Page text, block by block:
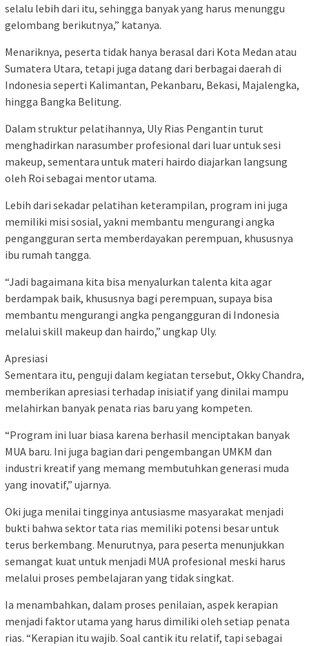
selalu lebih dari itu, sehingga banyak yang harus menunggu
gelombang berikutnya,” katanya.
Menariknya, peserta tidak hanya berasal dari Kota Medan atau
Sumatera Utara, tetapi juga datang dari berbagai daerah di
Indonesia seperti Kalimantan, Pekanbaru, Bekasi, Majalengka,
hingga Bangka Belitung.
Dalam struktur pelatihannya, Uly Rias Pengantin turut
menghadirkan narasumber profesional dari luar untuk sesi
makeup, sementara untuk materi hairdo diajarkan langsung
oleh Roi sebagai mentor utama.
Lebih dari sekadar pelatihan keterampilan, program ini juga
memiliki misi sosial, yakni membantu mengurangi angka
pengangguran serta memberdayakan perempuan, khususnya
ibu rumah tangga.
“Jadi bagaimana kita bisa menyalurkan talenta kita agar
berdampak baik, khususnya bagi perempuan, supaya bisa
membantu mengurangi angka pengangguran di Indonesia
melalui skill makeup dan hairdo,” ungkap Uly.
Apresiasi
Sementara itu, penguji dalam kegiatan tersebut, Okky Chandra,
memberikan apresiasi terhadap inisiatif yang dinilai mampu
melahirkan banyak penata rias baru yang kompeten.
“Program ini luar biasa karena berhasil menciptakan banyak
MUA baru. Ini juga bagian dari pengembangan UMKM dan
industri kreatif yang memang membutuhkan generasi muda
yang inovatif,” ujarnya.
Oki juga menilai tingginya antusiasme masyarakat menjadi
bukti bahwa sektor tata rias memiliki potensi besar untuk
terus berkembang. Menurutnya, para peserta menunjukkan
semangat kuat untuk menjadi MUA profesional meski harus
melalui proses pembelajaran yang tidak singkat.
Ia menambahkan, dalam proses penilaian, aspek kerapian
menjadi faktor utama yang harus dimiliki oleh setiap penata
rias. “Kerapian itu wajib. Soal cantik itu relatif, tapi sebagai